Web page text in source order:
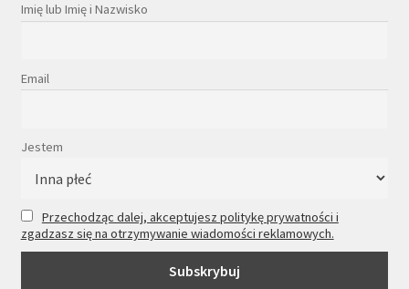
Imię lub Imię i Nazwisko
Email
Jestem
Przechodząc dalej, akceptujesz politykę prywatności i
zgadzasz się na otrzymywanie wiadomości reklamowych.